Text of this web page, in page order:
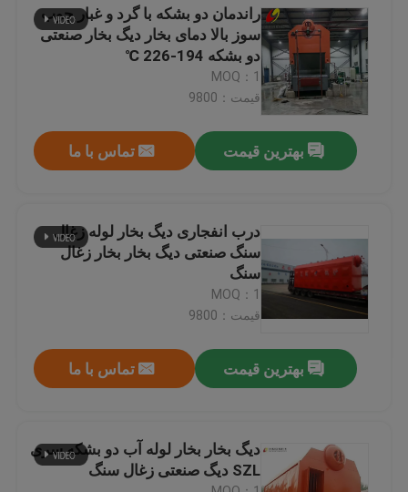
محصولات
فیلم های
درباره ما
کنترل کیفیت
با ما تماس بگیرید
اخبار
دیگ نفت گاز
راندمان دو بشکه با گرد و غبار چوب
سوز بالا دمای بخار دیگ بخار صنعتی
دو بشکه 194-226 ℃
MOQ：1
قیمت：9800
بهترین قیمت تماس با ما
درب انفجاری دیگ بخار لوله زغال
سنگ صنعتی دیگ بخار بخار زغال
سنگ
MOQ：1
قیمت：9800
بهترین قیمت تماس با ما
دیگ بخار بخار لوله آب دو بشکه سری
SZL دیگ صنعتی زغال سنگ